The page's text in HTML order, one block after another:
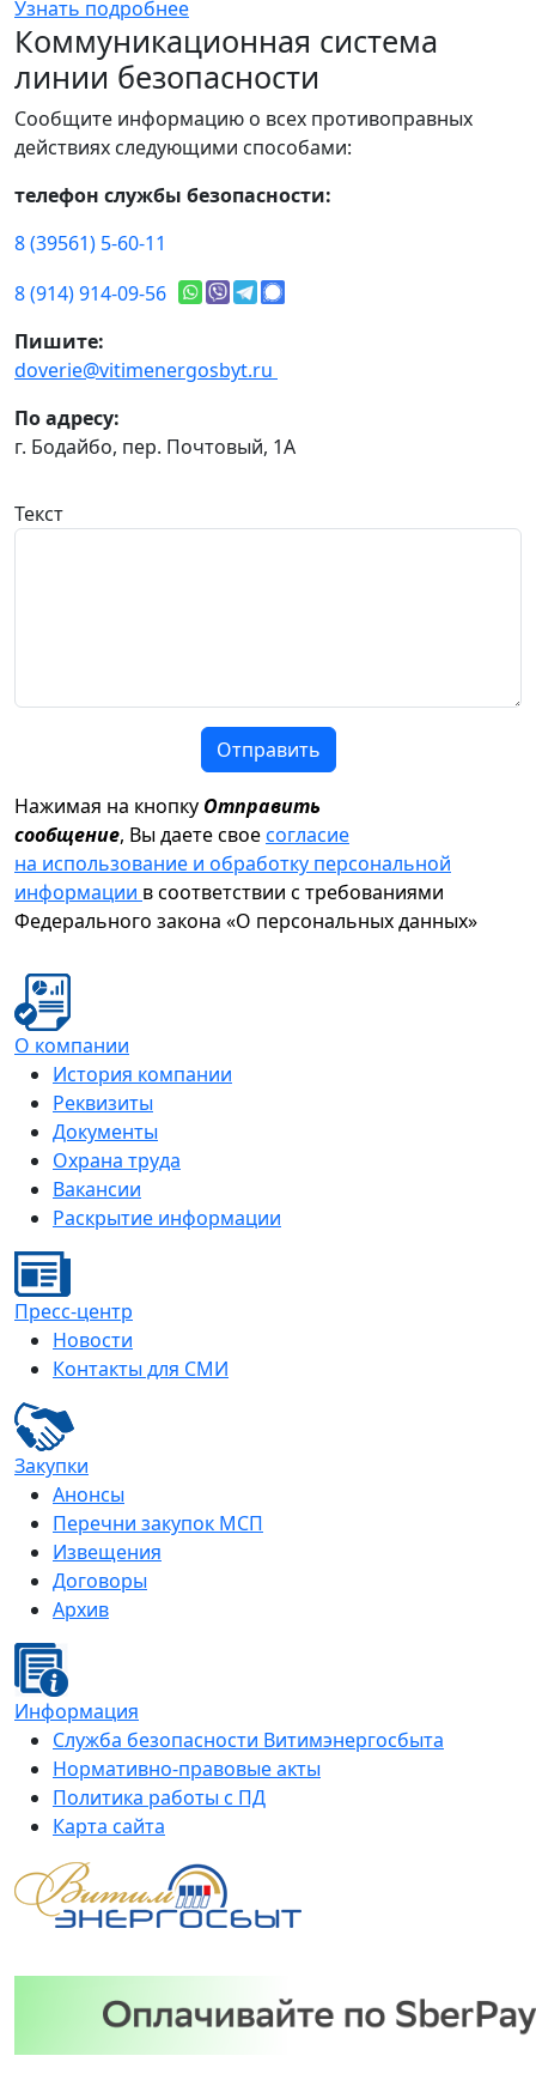
Узнать подробнее
Коммуникационная система
линии безопасности
Сообщите информацию о всех противоправных
действиях следующими способами:
телефон службы безопасности:
8 (39561) 5-60-11
8 (914) 914-09-56
Пишите:
doverie@vitimenergosbyt.ru
По адресу:
г. Бодайбо, пер. Почтовый, 1А
Текст
Отправить
Нажимая на кнопку Отправить
сообщение, Вы даете своесогласие
на использование и обработку персональной
информации в соответствии с требованиями
Федерального закона «О персональных данных»
О компании
История компании
Реквизиты
Документы
Охрана труда
Вакансии
Раскрытие информации
Пресс-центр
Новости
Контакты для СМИ
Закупки
Анонсы
Перечни закупок МСП
Извещения
Договоры
Архив
Информация
Служба безопасности Витимэнергосбыта
Нормативно-правовые акты
Политика работы с ПД
Карта сайта